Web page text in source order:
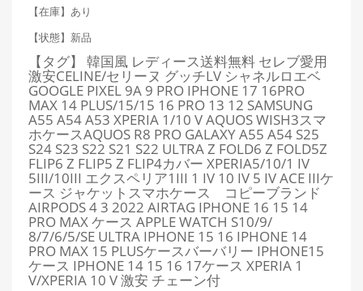
【在庫】あり
【状態】新品
【タグ】 韓国風 レディース送料無料 セレブ愛用
激安CELINE/セリーヌ グッチLV シャネルロエベ
GOOGLE PIXEL 9A 9 PRO IPHONE 17 16PRO
MAX 14 PLUS/15/15 16 PRO 13 12 SAMSUNG
A55 A54 A53 XPERIA 1/10 V AQUOS WISH3スマ
ホケースAQUOS R8 PRO GALAXY A55 A54 S25
S24 S23 S22 S21 S22 ULTRA Z FOLD6 Z FOLD5Z
FLIP6 Z FLIP5 Z FLIP4カバー XPERIA5/10/1 IV
5III/10III エクスペリア1III 1 IV 10 IV 5 IV ACE IIIケ
ース ジャケットスマホケース コピーブランド
AIRPODS 4 3 2022 AIRTAG IPHONE 16 15 14
PRO MAX ケース APPLE WATCH S10/9/
8/7/6/5/SE ULTRA IPHONE 15 16 IPHONE 14
PRO MAX 15 PLUSケースバーバリー IPHONE15
ケース IPHONE 14 15 16 17ケース XPERIA 1
V/XPERIA 10 V 激安 チェーン付